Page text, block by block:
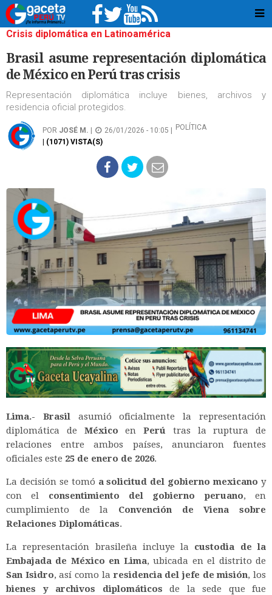
Crisis diplomática en Latinoamérica
Brasil asume representación diplomática
de México en Perú tras crisis
Representación diplomática incluye bienes, archivos y
residencia oficial protegidos.
POR JOSÉ M. 26/01/2026 - 10:05 |
POLÍTICA
| (1071) VISTA(S)
Lima.- Brasilasumió oficialmente la representación
diplomática de México en Perú tras la ruptura de
relaciones entre ambos países, anunciaron fuentes
oficiales este 25 de enero de 2026.
La decisión se tomó a solicitud del gobierno mexicano y
con el consentimiento del gobierno peruano, en
cumplimiento de la Convención de Viena sobre
Relaciones Diplomáticas.
La representación brasileña incluye la custodia de la
Embajada de México en Lima, ubicada en el distrito de
San Isidro, así como laresidencia del jefe de misión, los
bienes y archivos diplomáticos de la sede que fue